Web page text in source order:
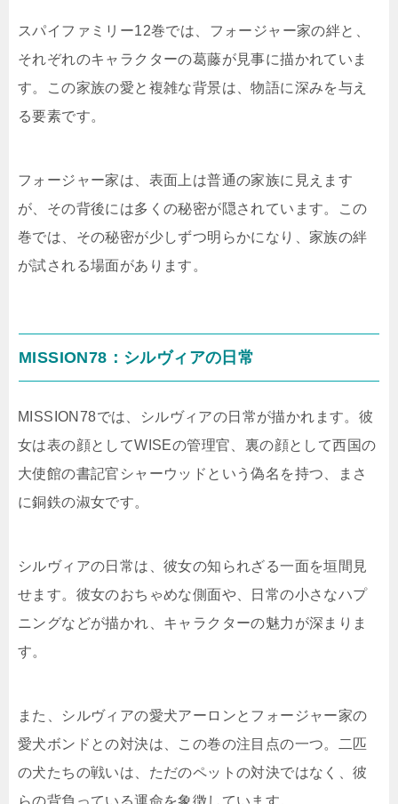
スパイファミリー12巻では、フォージャー家の絆と、
それぞれのキャラクターの葛藤が見事に描かれていま
す。この家族の愛と複雑な背景は、物語に深みを与え
る要素です。
フォージャー家は、表面上は普通の家族に見えます
が、その背後には多くの秘密が隠されています。この
巻では、その秘密が少しずつ明らかになり、家族の絆
が試される場面があります。
MISSION78：シルヴィアの日常
MISSION78では、シルヴィアの日常が描かれます。彼
女は表の顔としてWISEの管理官、裏の顔として西国の
大使館の書記官シャーウッドという偽名を持つ、まさ
に銅鉄の淑女です。
シルヴィアの日常は、彼女の知られざる一面を垣間見
せます。彼女のおちゃめな側面や、日常の小さなハプ
ニングなどが描かれ、キャラクターの魅力が深まりま
す。
また、シルヴィアの愛犬アーロンとフォージャー家の
愛犬ボンドとの対決は、この巻の注目点の一つ。二匹
の犬たちの戦いは、ただのペットの対決ではなく、彼
らの背負っている運命を象徴しています。